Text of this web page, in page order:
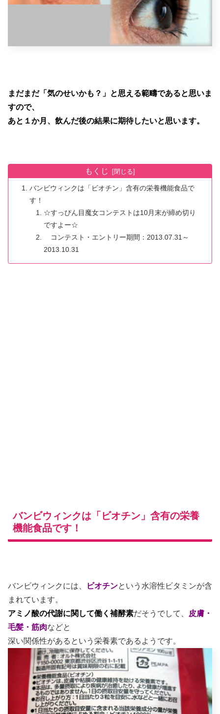
まだまだ「気のせいかも？」と思える範疇であると思いま
すので、
あと１か月、飲んだ後の結果に期待したいと思います。
もくじ
バンビウィンクは「ビオチン」含有の栄養機能食品で
す！
☆すっぴん目魔女コンテストは10月末が締め切り
ですよー☆
コンテスト・エントリー期間：2013.07.31～
2013.10.31
バンビウィンクは「ビオチン」含有の栄養
機能食品です！
バンビウィンクには、 ビオチンという水溶性ビタミンが含
まれています。
アミノ酸の代謝に関して働く補酵素だそうでして、
皮膚・
毛髪・筋肉などと
深い関係性があるという栄養素であるようです。